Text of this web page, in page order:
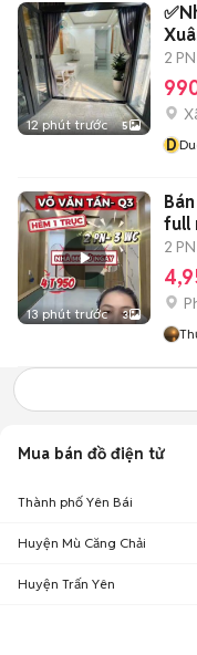
12 phút trước 5
2 PN
D
13 phút trước 3
full
2 PN
Mua bán đồ điện tử
Thành phố Yên Bái
Huyện Mù Căng Chải
Huyện Trấn Yên